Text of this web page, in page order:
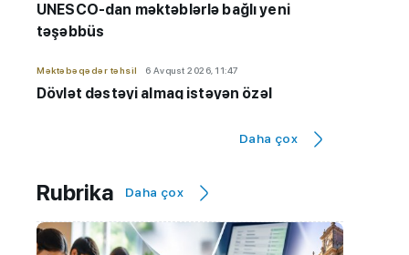
UNESCO-dan məktəblərlə bağlı yeni
təşəbbüs
Məktəbəqədər təhsil 6 Avqust 2026, 11:47
Dövlət dəstəyi almaq istəyən özəl
qaydaların tətbiqinə ehtiyac var"
Hadisə 6 Avqust 2026, 11:20
Daha çox
Rubrika Daha çox